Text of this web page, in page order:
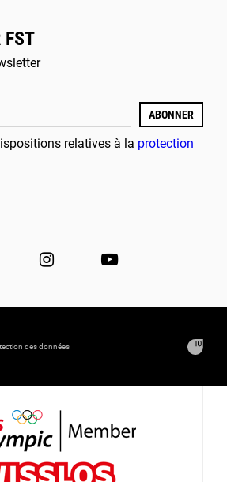
FST
ABONNER
relatives à la protection
des données